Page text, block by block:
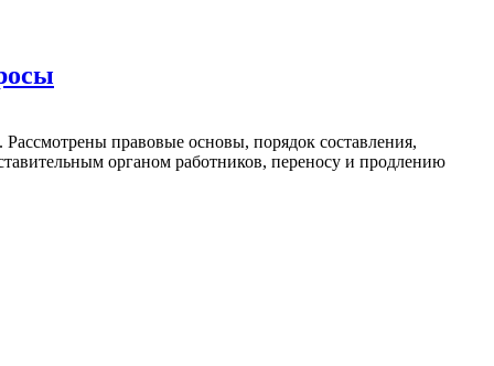
правовые основы, порядок составления,
органом работников, переносу и продлению